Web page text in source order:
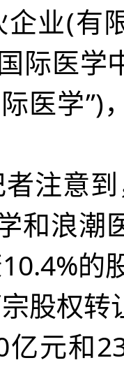
业(有
际医学
医学”)
注意到
和浪潮
的
股权转
亿元和